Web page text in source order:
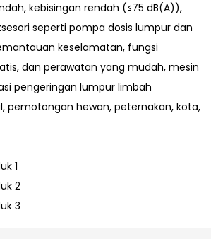
kebisingan rendah (≤75 dB(A)),
seperti pompa dosis lumpur dan
keselamatan, fungsi
dan perawatan yang mudah, mesin
pengeringan lumpur limbah
pemotongan hewan, peternakan, kota,
1
2
3